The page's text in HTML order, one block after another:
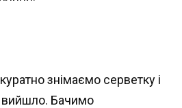
знімаємо серветку і
Бачимо